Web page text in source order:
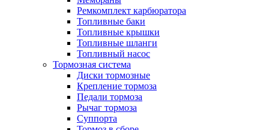
Ремкомплект карбюратора
Топливные баки
Топливные крышки
Топливные шланги
Топливный насос
Тормозная система
Диски тормозные
Крепление тормоза
Педали тормоза
Рычаг тормоза
Суппорта